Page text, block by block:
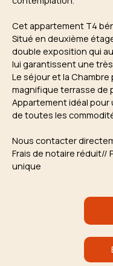
Cet appartement T4
Situé en deuxième
double exposition qui
lui garantissent une
Le séjour et la
magnifique terrasse de
Appartement idéal pour
de toutes les
Nous contacter
Frais de notaire réduit//
unique